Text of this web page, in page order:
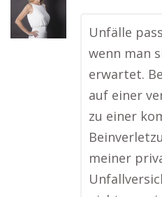
Unfälle
wenn man
erwartet.
auf einer
zu einer
meiner